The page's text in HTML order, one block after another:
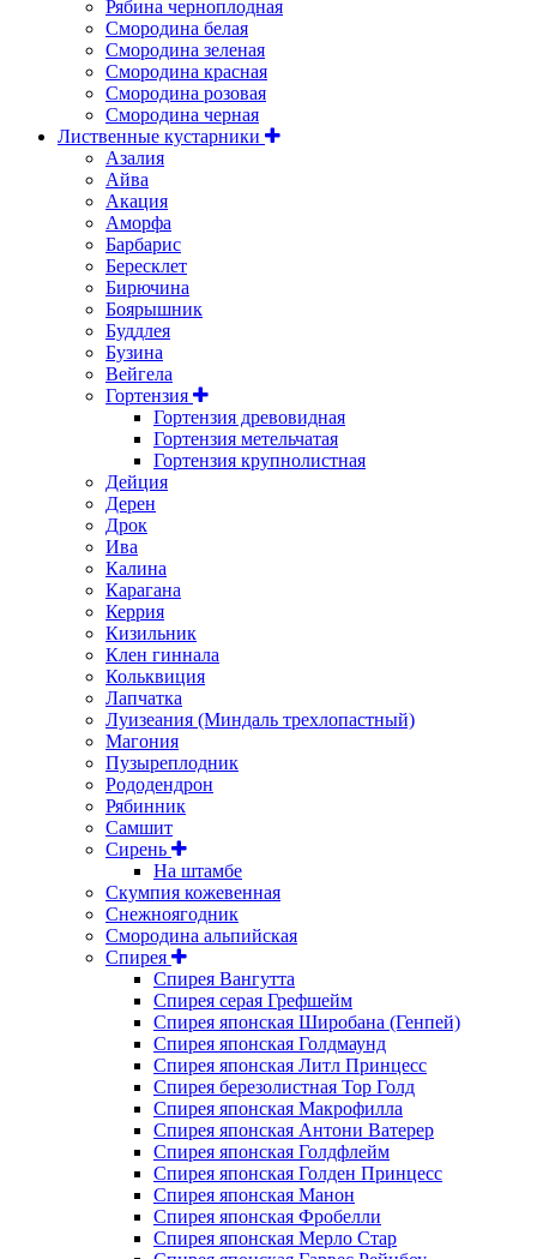
Рябина черноплодная
Смородина белая
Смородина зеленая
Смородина красная
Смородина розовая
Смородина черная
Лиственные кустарники
Азалия
Айва
Акация
Аморфа
Барбарис
Бересклет
Бирючина
Боярышник
Буддлея
Бузина
Вейгела
Гортензия
Гортензия древовидная
Гортензия метельчатая
Гортензия крупнолистная
Дейция
Дерен
Дрок
Ива
Калина
Карагана
Керрия
Кизильник
Клен гиннала
Кольквиция
Лапчатка
Луизеания (Миндаль трехлопастный)
Магония
Пузыреплодник
Рододендрон
Рябинник
Самшит
Сирень
На штамбе
Скумпия кожевенная
Снежноягодник
Смородина альпийская
Спирея
Спирея Вангутта
Спирея серая Грефшейм
Спирея японская Широбана (Генпей)
Спирея японская Голдмаунд
Спирея японская Литл Принцесс
Спирея березолистная Тор Голд
Спирея японская Макрофилла
Спирея японская Антони Ватерер
Спирея японская Голдфлейм
Спирея японская Голден Принцесс
Спирея японская Манон
Спирея японская Фробелли
Спирея японская Мерло Стар